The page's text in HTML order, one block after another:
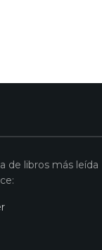
de libros más leída